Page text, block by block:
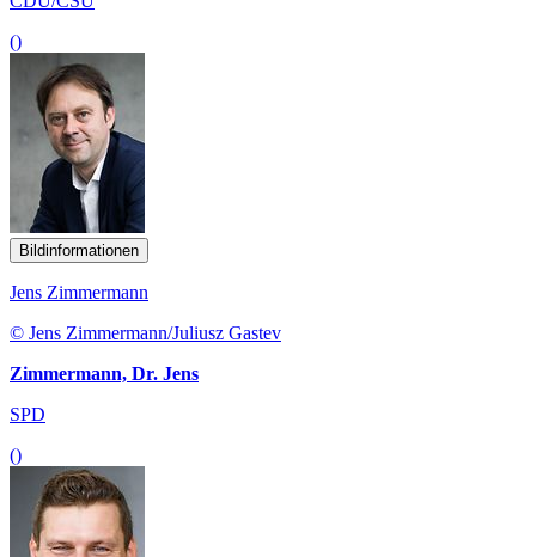
()
Bildinformationen
Jens Zimmermann
© Jens Zimmermann/Juliusz Gastev
Zimmermann, Dr. Jens
SPD
()